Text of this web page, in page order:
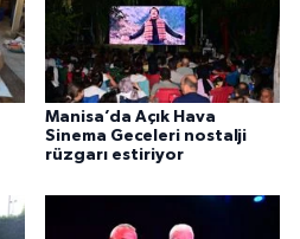
Manisa’da Açık Hava
Sinema Geceleri nostalji
rüzgarı estiriyor